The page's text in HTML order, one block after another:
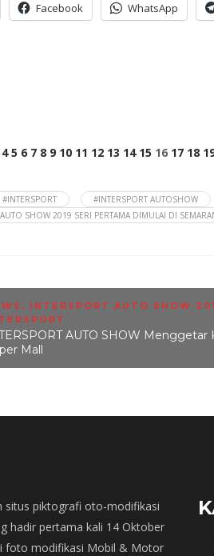
Facebook WhatsApp
4 5 6 7 8 9 10 11 12 13 14 15 16 17 18
#INTERSPORT #INTERSPORT AUTOSHOW
SHOW 2019 SERI PERTAMA DIMULAI DI
, INTERSPORT AUTO SHOW
AUTO SHOW Menggetar
Mall
situs piktografi oto-modifikasi
hadir pertama kali 14 Oktober
foto modifikasi Mobil & Motor